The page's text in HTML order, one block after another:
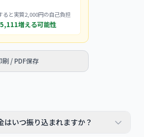
ると実質2,000円の自己負担
増える可能性
/ PDF保存
はいつ振り込まれますか？